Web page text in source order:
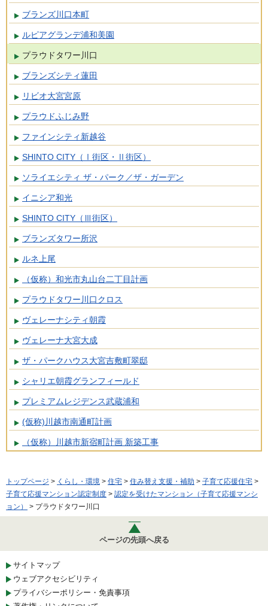
ブランズ川口本町
ルピアグランデ浦和美園
プラウドタワー川口
ブランズシティ蓮田
リビオ大宮宮原
プラウドふじみ野
ファインシティ新越谷
SHINTO CITY（Ⅰ街区・Ⅱ街区）
ソライエシティ ザ・パーク／ザ・ガーデン
イニシア和光
SHINTO CITY（Ⅲ街区）
ブランズタワー所沢
ルネ上尾
（仮称）和光市丸山台二丁目計画
プラウドタワー川口クロス
ヴェレーナシティ朝霞
ヴェレーナ大宮大成
ザ・パークハウス大宮吉敷町翠邸
シャリエ朝霞グランフィールド
プレミアムレジデンス武蔵浦和
(仮称)川越市南通町計画
（仮称）川越市新宿町計画 新築工事
トップページ > くらし・環境 > 住宅 > 住み替え支援・補助 > 子育て応援住宅 >
子育て応援マンション認定制度 > 認定を受けたマンション（子育て応援マンシ
ョン）
> プラウドタワー川口
ページの先頭へ戻る
サイトマップ
ウェブアクセシビリティ
プライバシーポリシー・免責事項